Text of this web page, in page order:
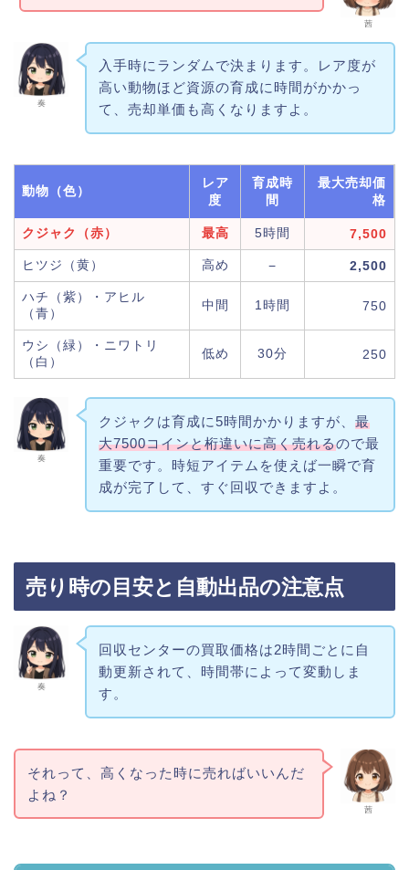
茜
奏
入手時にランダムで決まります。レア度が
高い動物ほど資源の育成に時間がかかっ
て、売却単価も高くなりますよ。
動物（色）
レア
度
育成時
間
最大売却価
格
クジャク（赤） 最高 5時間 7,500
ヒツジ（黄） 高め − 2,500
ハチ（紫）・アヒル
（青）
中間 1時間 750
ウシ（緑）・ニワトリ
（白）
低め 30分 250
奏
クジャクは育成に5時間かかりますが、 最
大7500コインと桁違いに高く売れるので最
重要です。時短アイテムを使えば一瞬で育
成が完了して、すぐ回収できますよ。
売り時の目安と自動出品の注意点
奏
回収センターの買取価格は2時間ごとに自
動更新されて、時間帯によって変動しま
す。
茜
それって、高くなった時に売ればいいんだ
よね？